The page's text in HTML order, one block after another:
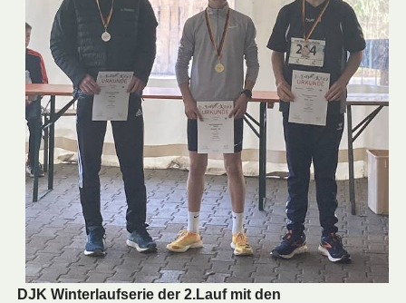
DJK Winterlaufserie der 2.Lauf mit den